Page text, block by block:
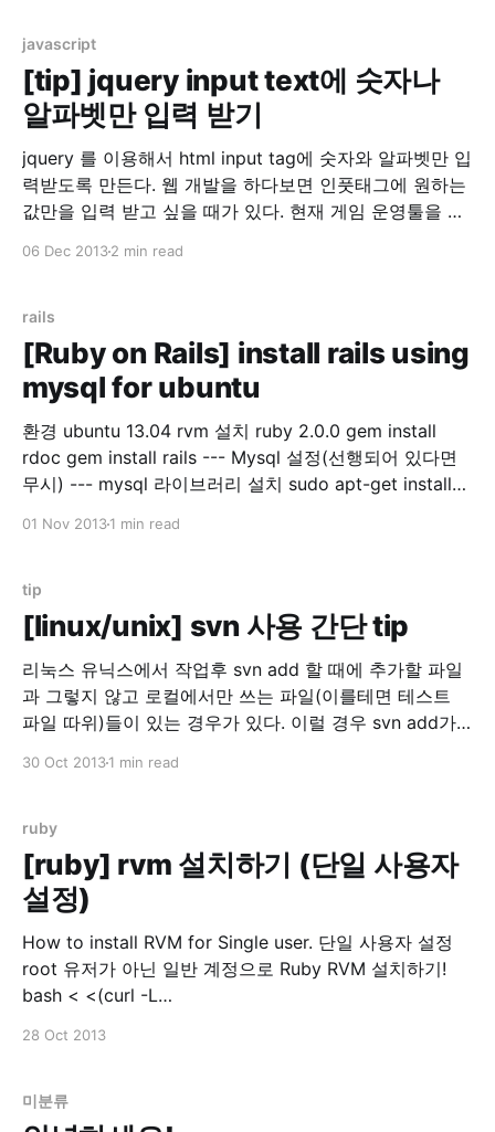
rpm
javascript
[tip] jquery input text에 숫자나
알파벳만 입력 받기
jquery 를 이용해서 html input tag에 숫자와 알파벳만 입
력받도록 만든다. 웹 개발을 하다보면 인풋태그에 원하는
값만을 입력 받고 싶을 때가 있다. 현재 게임 운영툴을 개
추가해서 한글이나 특수문자를 막고 숫자만 입력받는 로
직을
06 Dec 20132 min read
rails
[Ruby on Rails] install rails using
mysql for ubuntu
환경 ubuntu 13.04 rvm 설치 ruby 2.0.0 gem install
rdoc gem install rails --- Mysql 설정(선행되어 있다면
무시) --- mysql 라이브러리 설치 sudo apt-get install
01 Nov 20131 min read
tip
[linux/unix] svn 사용 간단 tip
리눅스 유닉스에서 작업후 svn add 할 때에 추가할 파일
과 그렇지 않고 로컬에서만 쓰는 파일(이를테면 테스트
파일 따위)들이 있는 경우가 있다. 이럴 경우 svn add가
30 Oct 20131 min read
ruby
[ruby] rvm 설치하기 (단일 사용자
설정)
How to install RVM for Single user. 단일 사용자 설정
root 유저가 아닌 일반 계정으로 Ruby RVM 설치하기!
bash < <(curl -L
"$HOME/.rvm/scripts/rvm" # Load
28 Oct 2013
미분류